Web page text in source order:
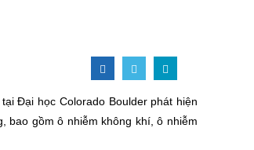
Đại học Colorado Boulder phát hiện
bao gồm ô nhiễm không khí, ô nhiễm